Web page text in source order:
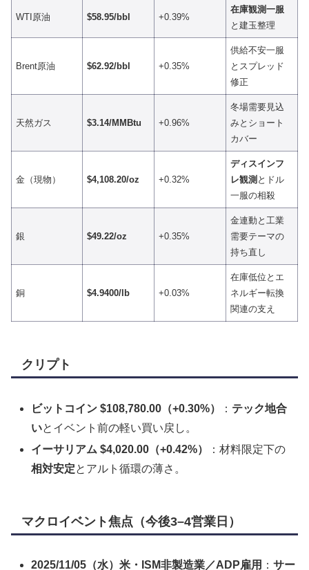
WTI原油 $58.95/bbl +0.39%
在庫観測一服
と建玉整理
Brent原油 $62.92/bbl +0.35%
供給不安一服
とスプレッド
修正
天然ガス $3.14/MMBtu +0.96%
冬場需要見込
みとショート
カバー
金（現物） $4,108.20/oz +0.32%
ディスインフ
レ観測 とドル
一服の相殺
銀 $49.22/oz +0.35%
金連動と工業
需要テーマの
持ち直し
銅 $4.9400/lb +0.03%
在庫低位とエ
ネルギー転換
関連の支え
クリプト
ビットコイン $108,780.00（+0.30%） ： テック地合
いとイベント前の軽い買い戻し。
イーサリアム $4,020.00（+0.42%）
：材料限定下の
相対安定とアルト循環の薄さ。
マクロイベント焦点（今後3–4営業日）
2025/11/05（水）米・ISM非製造業／ADP雇用 ：サー